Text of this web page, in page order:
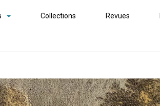
Collections Revues